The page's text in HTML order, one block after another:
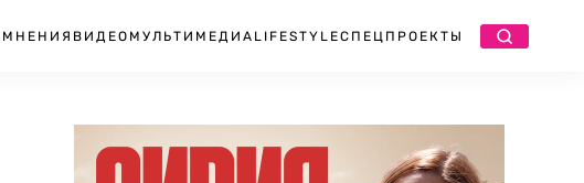
МНЕНИЯ ВИДЕО МУЛЬТИМЕДИА LIFESTYLEСПЕЦПРОЕКТЫ